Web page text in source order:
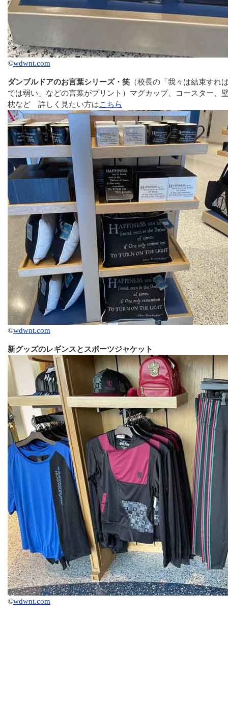
©wdwnt.com
ダンブルドアのお言葉シリーズ・笑 （校長の「我々は結束すれ
では弱い」などの言葉がプリント）マグカップ、コースター、
枕など 詳しく見たい方はこちら
©wdwnt.com
新グッズのレギンスとスポーツジャケット
©wdwnt.com